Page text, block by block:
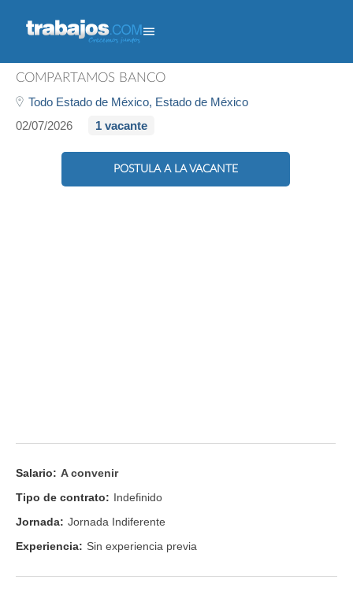
Cajero Sucursal - Volante
COMPARTAMOS BANCO
Todo Estado de México, Estado de México
02/07/2026
1 vacante
POSTULA A LA VACANTE
Salario: A convenir
Tipo de contrato: Indefinido
Jornada: Jornada Indiferente
Experiencia: Sin experiencia previa